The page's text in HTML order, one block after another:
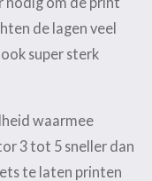
de lagen veel
super sterk
waarmee
3 tot 5 sneller dan
te laten printen